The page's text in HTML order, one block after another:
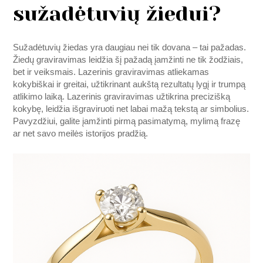
sužadėtuvių žiedui?
Sužadėtuvių žiedas yra daugiau nei tik dovana – tai pažadas.
Žiedų graviravimas leidžia šį pažadą įamžinti ne tik žodžiais,
bet ir veiksmais. Lazerinis graviravimas atliekamas
kokybiškai ir greitai, užtikrinant aukštą rezultatų lygį ir trumpą
atlikimo laiką. Lazerinis graviravimas užtikrina precizišką
kokybę, leidžia išgraviruoti net labai mažą tekstą ar simbolius.
Pavyzdžiui, galite įamžinti pirmą pasimatymą, mylimą frazę
ar net savo meilės istorijos pradžią.